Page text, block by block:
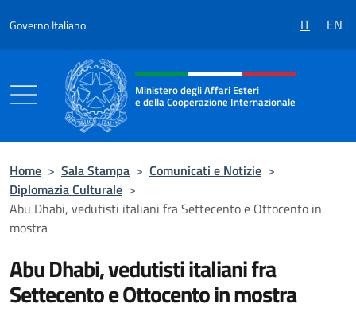
Governo Italiano IT EN
Intestazione sito, social e menù
Ministero degli Affari Esteri
e della Cooperazione Internazionale
Home > Sala Stampa > Comunicati e Notizie >
Diplomazia Culturale >
Abu Dhabi, vedutisti italiani fra Settecento e Ottocento in
mostra
Abu Dhabi, vedutisti italiani fra
Settecento e Ottocento in mostra